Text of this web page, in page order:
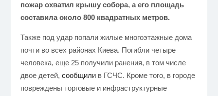
пожар охватил крышу собора, а его площадь
составила около 800 квадратных метров.
Также под удар попали жилые многоэтажные дома
почти во всех районах Киева. Погибли четыре
человека, еще 25 получили ранения, в том числе
двое детей, сообщилив ГСЧС. Кроме того, в городе
повреждены торговые и инфраструктурные